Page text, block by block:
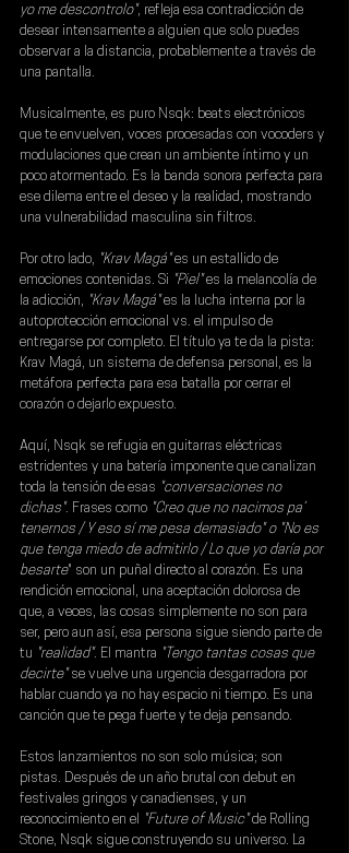
yo me descontrolo", refleja esa contradicción de
desear intensamente a alguien que solo puedes
observar a la distancia, probablemente a través de
una pantalla.
Musicalmente, es puro Nsqk: beats electrónicos
que te envuelven, voces procesadas con vocoders y
modulaciones que crean un ambiente íntimo y un
poco atormentado. Es la banda sonora perfecta para
ese dilema entre el deseo y la realidad, mostrando
una vulnerabilidad masculina sin filtros.
Por otro lado, "Krav Magá" es un estallido de
emociones contenidas. Si "Piel" es la melancolía de
la adicción, "Krav Magá" es la lucha interna por la
autoprotección emocional vs. el impulso de
entregarse por completo. El título ya te da la pista:
Krav Magá, un sistema de defensa personal, es la
metáfora perfecta para esa batalla por cerrar el
corazón o dejarlo expuesto.
Aquí, Nsqk se refugia en guitarras eléctricas
estridentes y una batería imponente que canalizan
toda la tensión de esas "conversaciones no
dichas". Frases como "Creo que no nacimos pa’
tenernos / Y eso sí me pesa demasiado" o "No es
que tenga miedo de admitirlo / Lo que yo daría por
besarte" son un puñal directo al corazón. Es una
rendición emocional, una aceptación dolorosa de
que, a veces, las cosas simplemente no son para
ser, pero aun así, esa persona sigue siendo parte de
tu "realidad". El mantra "Tengo tantas cosas que
decirte" se vuelve una urgencia desgarradora por
hablar cuando ya no hay espacio ni tiempo. Es una
canción que te pega fuerte y te deja pensando.
Estos lanzamientos no son solo música; son
pistas. Después de un año brutal con debut en
festivales gringos y canadienses, y un
reconocimiento en el
"Future of Music" de Rolling
Stone, Nsqk sigue construyendo su universo. La